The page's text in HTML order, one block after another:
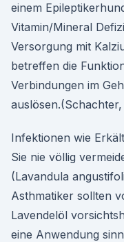
einem
Vitamin/Mineral
Versorgung mit
betreffen die
Verbindungen im
Infektionen wie
Sie nie völlig
(Lavandula
Asthmatiker sollten
Lavendelöl
eine Anwendung